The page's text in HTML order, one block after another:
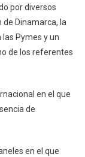
por diversos
de Dinamarca, la
Pymes y un
de los referentes
en el que
de
en el que